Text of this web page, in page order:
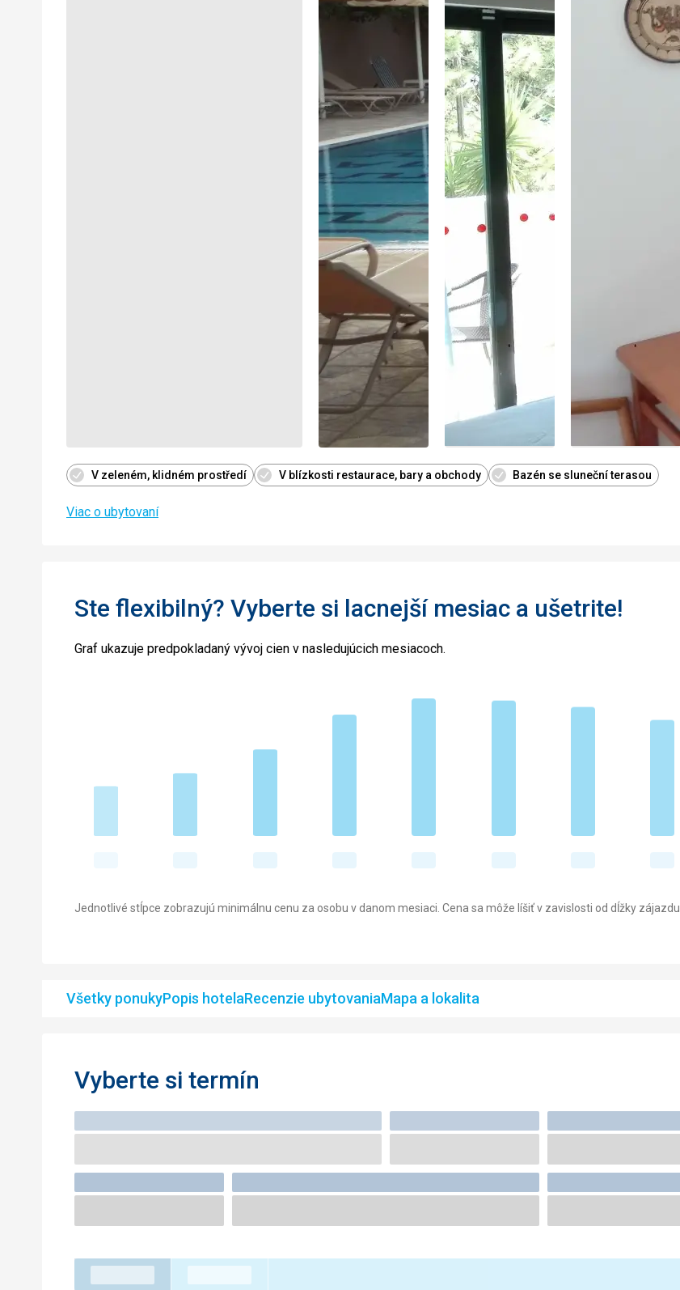
V zeleném, klidném prostředí V blízkosti restaurace, bary a obchody Bazén se sluneční terasou
Viac o ubytovaní
Ste flexibilný? Vyberte si lacnejší mesiac a ušetrite!
Graf ukazuje predpokladaný vývoj cien v nasledujúcich mesiacoch.
Jednotlivé stĺpce zobrazujú minimálnu cenu za osobu v danom mesiaci. Cena sa môže líšiť v zavislosti od dĺžky zájazdu.
Všetky ponukyPopis hotelaRecenzie ubytovaniaMapa a lokalita
Vyberte si termín